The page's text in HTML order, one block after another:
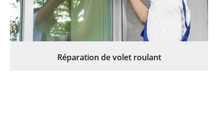
Réparation de volet roulant